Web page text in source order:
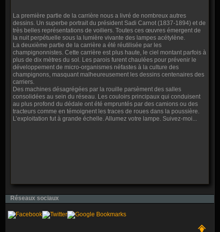
La première partie de la carrière nous a livré de nombreux autres
dessins. Un superbe portrait du président Sadi Carnot (1837-1894) et de
très belles représentations de voiliers. Toutes ces œuvres émergent de
la nuit perpétuelle sous la lumière vivante des lampes acétylène.
La deuxième partie de la carrière a été réutilisée par les
champignonnistes. Cette carrière est plus haute, le ciel montant parfois à
plus de dix mètres du sol. Les parois furent chaulées pour prévenir le
développement de micro-organismes néfastes à la culture des
champignons, masquant malheureusement les dessins centenaires des
carriers.
Des machines désagrégées par la rouille parsèment des salles
consolidées au sein du réseau. Les couloirs principaux qui conduisent
au plus profond du dédale ont été empruntés par des camions ou des
tracteurs comme en témoignent les traces de roues dans la poussière.
L’exploitation fut à grande échelle. Allumez votre lampe. Suivez-moi...
Réseaux sociaux